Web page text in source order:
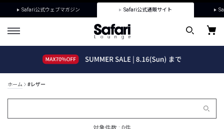
Safari公式ウェブマガジン Safari公式通販サイト
ホーム #レザー